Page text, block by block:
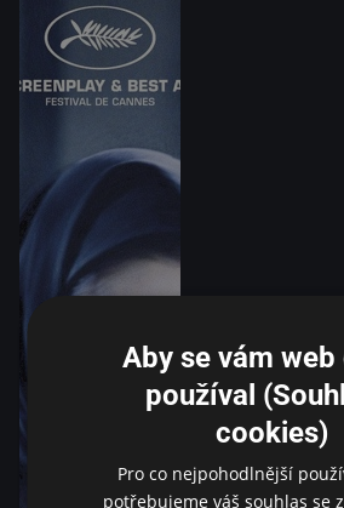
Aby se vám
používal
cookies)
Pro co nejpohodlnější
potřebujeme váš souhlas se